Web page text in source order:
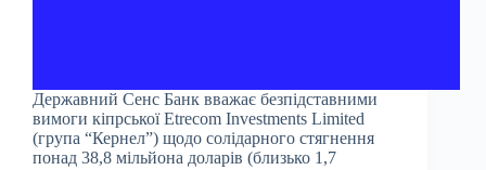
Державний Сенс Банк вважає безпідставними
вимоги кіпрської Etrecom Investments Limited
(група “Кернел”) щодо солідарного стягнення
понад 38,8 мільйона доларів (близько 1,7